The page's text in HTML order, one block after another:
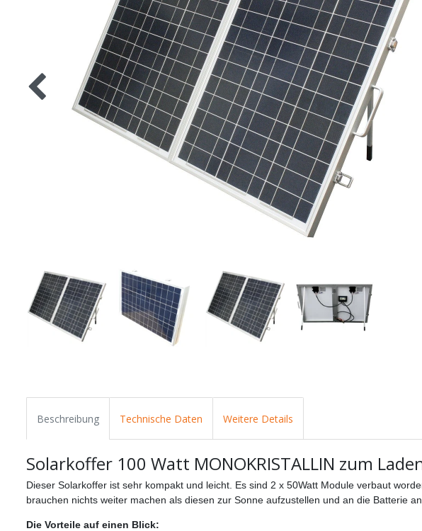
Beschreibung Technische Daten Weitere Details
Solarkoffer 100 Watt MONOKRISTALLIN zum
Dieser Solarkoffer ist sehr kompakt und leicht. Es sind 2 x 50Watt Module verbaut
brauchen nichts weiter machen als diesen zur Sonne aufzustellen und an die Batterie
Die Vorteile auf einen Blick: